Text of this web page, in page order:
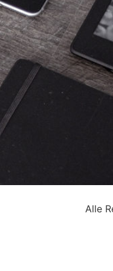
Alle